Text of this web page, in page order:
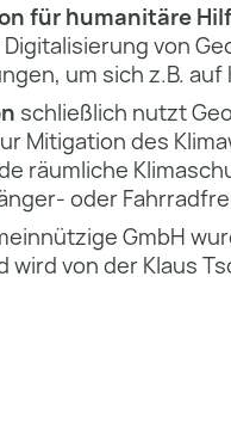
für humanitäre
von
um sich z.B.
schließlich nutzt
Mitigation des
räumliche
oder
GmbH
wird von der Klaus